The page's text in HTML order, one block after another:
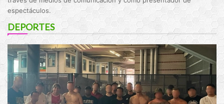
espectáculos.
DEPORTES